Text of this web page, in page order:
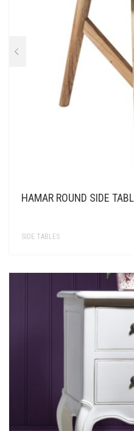
HAMAR ROUND SIDE
SIDE TABLES